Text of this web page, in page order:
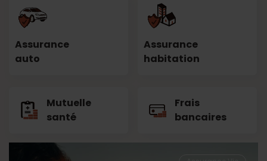
Assurance
auto
Assurance
habitation
Mutuelle
santé
Frais
bancaires